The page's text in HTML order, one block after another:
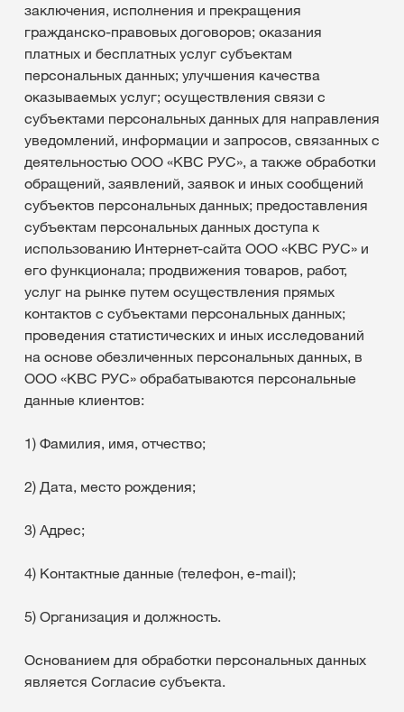
заключения, исполнения и прекращения
гражданско-правовых договоров; оказания
платных и бесплатных услуг субъектам
персональных данных; улучшения качества
оказываемых услуг; осуществления связи с
субъектами персональных данных для направления
уведомлений, информации и запросов, связанных с
деятельностью ООО «КВС РУС», а также обработки
обращений, заявлений, заявок и иных сообщений
субъектов персональных данных; предоставления
субъектам персональных данных доступа к
использованию Интернет-сайта ООО «КВС РУС» и
его функционала; продвижения товаров, работ,
услуг на рынке путем осуществления прямых
контактов с субъектами персональных данных;
проведения статистических и иных исследований
на основе обезличенных персональных данных, в
ООО «КВС РУС» обрабатываются персональные
данные клиентов:
1) Фамилия, имя, отчество;
2) Дата, место рождения;
3) Адрес;
4) Контактные данные (телефон, e-mail);
5) Организация и должность.
Основанием для обработки персональных данных
является Согласие субъекта.